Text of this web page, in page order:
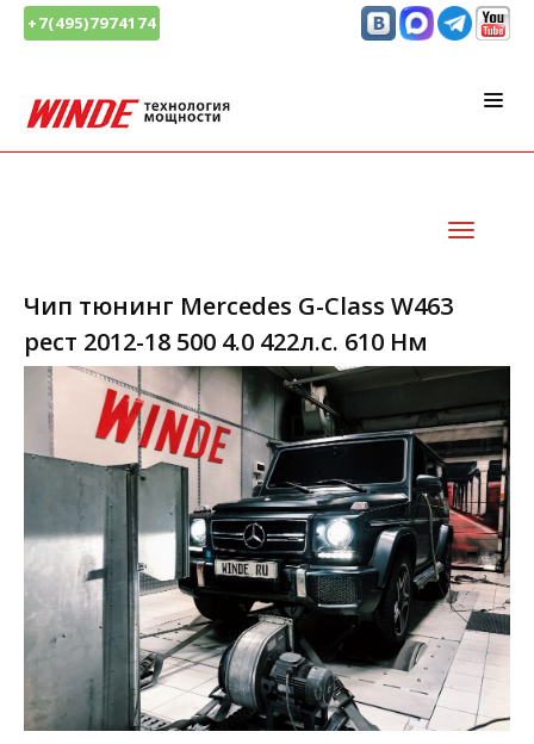
+7(495)7974174
Чип тюнинг Mercedes G-Class W463
рест 2012-18 500 4.0 422л.с. 610 Нм